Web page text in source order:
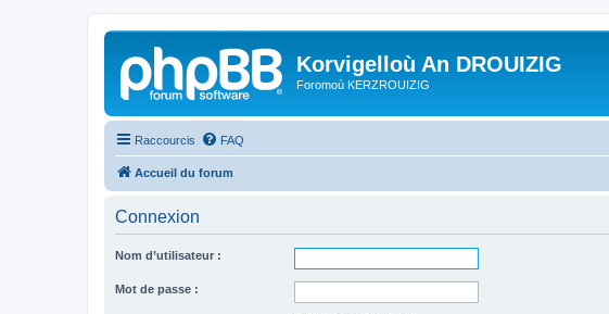
Korvigelloù An DROUIZIG
Foromoù KERZROUIZIG
Raccourcis FAQ
Accueil du forum
Connexion
Nom d’utilisateur :
Mot de passe :